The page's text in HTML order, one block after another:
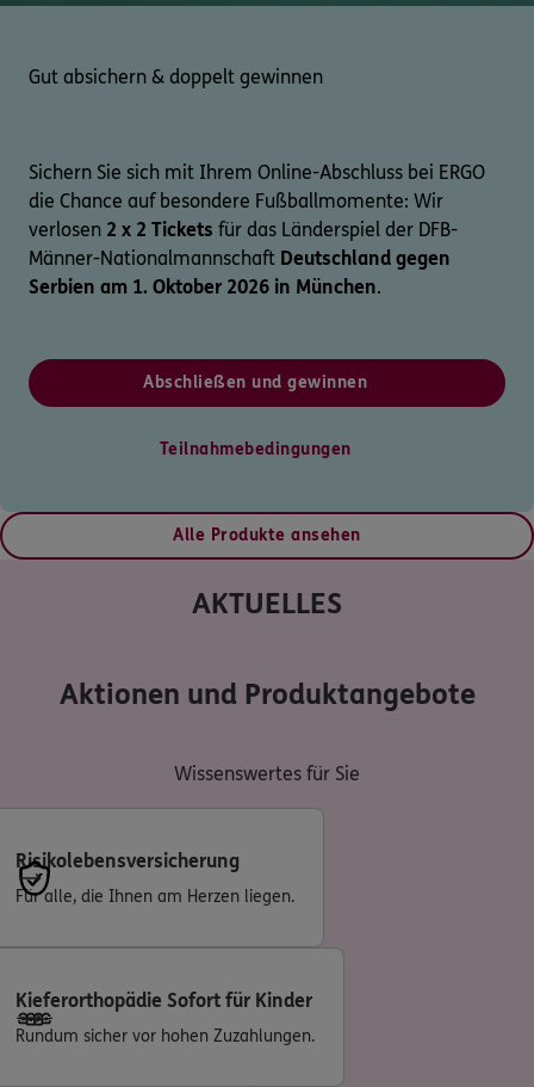
Gut absichern & doppelt gewinnen
Sichern Sie sich mit Ihrem Online-Abschluss bei ERGO
die Chance auf besondere Fußballmomente: Wir
verlosen 2 x 2 Tickets für das Länderspiel der DFB-
Männer-Nationalmannschaft Deutschland gegen
Serbien am 1. Oktober 2026 in München.
Abschließen und gewinnen
Teilnahmebedingungen
Alle Produkte ansehen
AKTUELLES
Aktionen und Produktangebote
Wissenswertes für Sie
Risikolebensversicherung
Für alle, die Ihnen am Herzen liegen.
Kieferorthopädie Sofort für Kinder
Rundum sicher vor hohen Zuzahlungen.